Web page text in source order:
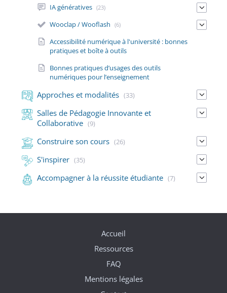
IA génératives (23)
Wooclap / Wooflash (6)
Accessibilité numérique à l'université : bonnes
pratiques et boîte à outils
Bonnes pratiques d’usages des outils
numériques pour l’enseignement
Approches et modalités (33)
Salles de Pédagogie Innovante et
Collaborative (9)
Construire son cours (26)
S'inspirer (35)
Accompagner à la réussite étudiante (7)
Accueil
Ressources
FAQ
Mentions légales